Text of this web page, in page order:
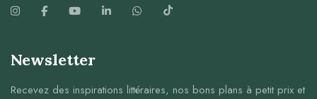
Newsletter
Recevez des inspirations littéraires, nos bons plans à petit prix et